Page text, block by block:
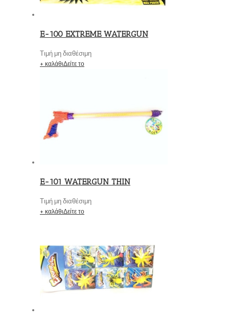
E-100 EXTREME WATERGUN
Τιμή μη διαθέσιμη
+ καλάθιΔείτε το
E-101 WATERGUN THIN
Τιμή μη διαθέσιμη
+ καλάθιΔείτε το